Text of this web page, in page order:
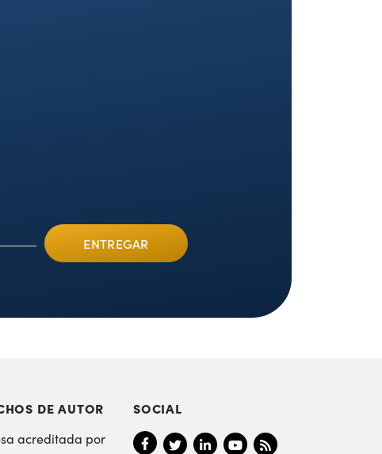
DE AUTOR
acreditada por
SOCIAL